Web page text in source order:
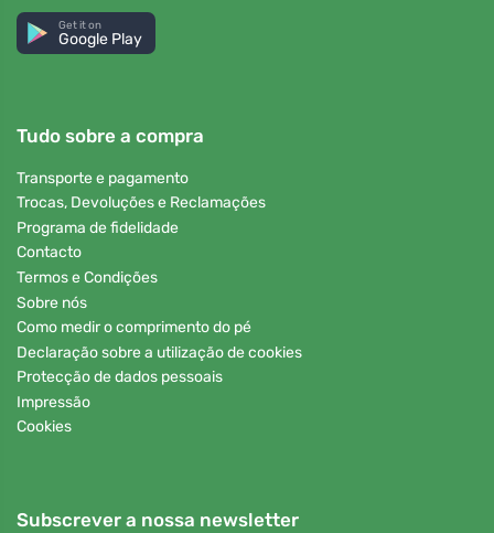
Get it on
Google Play
Tudo sobre a compra
Transporte e pagamento
Trocas, Devoluções e Reclamações
Programa de fidelidade
Contacto
Termos e Condições
Sobre nós
Como medir o comprimento do pé
Declaração sobre a utilização de cookies
Protecção de dados pessoais
Impressão
Cookies
Subscrever a nossa newsletter